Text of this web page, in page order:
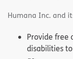
Humana Inc. and
Provide free
disabilities